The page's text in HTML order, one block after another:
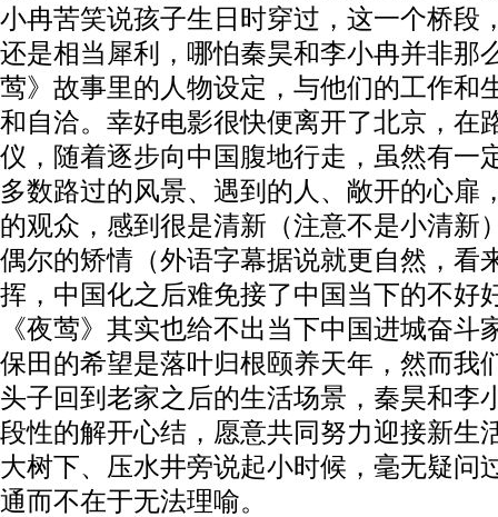
小冉苦笑说孩子生日时穿过，这一个桥段
还是相当犀利，哪怕秦昊和李小冉并非那
莺》故事里的人物设定，与他们的工作和
和自洽。幸好电影很快便离开了北京，在
仪，随着逐步向中国腹地行走，虽然有一
多数路过的风景、遇到的人、敞开的心扉
的观众，感到很是清新（注意不是小清新
偶尔的矫情（外语字幕据说就更自然，看
挥，中国化之后难免接了中国当下的不好
《夜莺》其实也给不出当下中国进城奋斗
保田的希望是落叶归根颐养天年，然而我
头子回到老家之后的生活场景，秦昊和李
段性的解开心结，愿意共同努力迎接新生
大树下、压水井旁说起小时候，毫无疑问
通而不在于无法理喻。